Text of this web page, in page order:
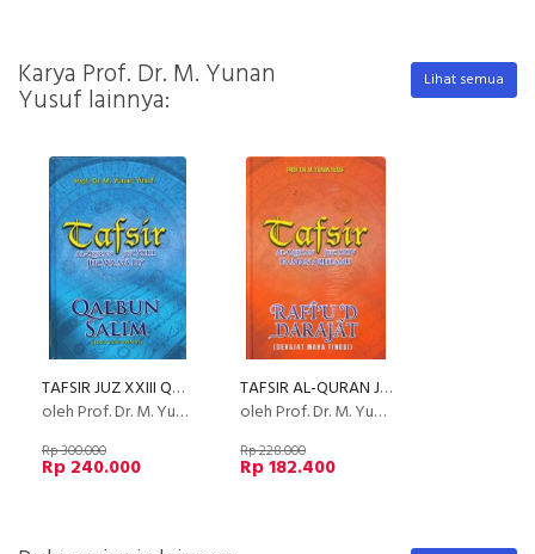
Karya Prof. Dr. M. Yunan
Yusuf lainnya:
Lihat semua
TAFSIR JUZ XXIII QALBUM SALIM (Hard Cover)
oleh Prof. Dr. M. Yunan Yusuf
Rp 300.000
Rp 240.000
TAFSIR AL-QURAN JUZ XXIV FAMAN AZHLAMU RAFIUD DARAJAT (Hard Cover)
oleh Prof. Dr. M. Yunan Yusuf
Rp 228.000
Rp 182.400